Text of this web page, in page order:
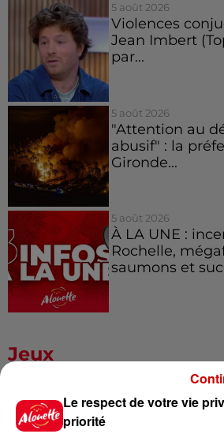
5 août 2026
Violences
Jean Imbert
par...
5 août 2026
"Attention au
abusif" : la
Gironde...
5 août 2026
À LA UNE :
Rochelle,
saumons et
Jeux
Gagnez vos
Festival du Roi
Le respect de votre vie
priorité